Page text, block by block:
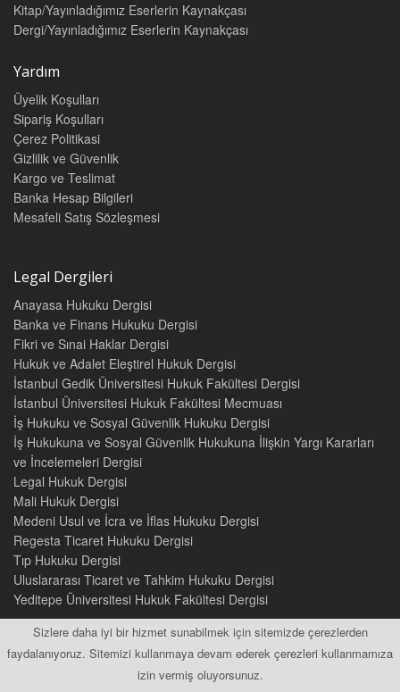
Sizlere daha iyi bir hizmet sunabilmek için sitemizde çerezlerden
faydalanıyoruz. Sitemizi kullanmaya devam ederek çerezleri kullanmamıza
izin vermiş oluyorsunuz.
Kitap/Yayınladığımız Eserlerin Kaynakçası
Dergi/Yayınladığımız Eserlerin Kaynakçası
Yardım
Üyelik Koşulları
Sipariş Koşulları
Çerez Politikasi
Gizlilik ve Güvenlik
Kargo ve Teslimat
Banka Hesap Bilgileri
Mesafeli Satış Sözleşmesi
Legal Dergileri
Anayasa Hukuku Dergisi
Banka ve Finans Hukuku Dergisi
Fikri ve Sınai Haklar Dergisi
Hukuk ve Adalet Eleştirel Hukuk Dergisi
İstanbul Gedik Üniversitesi Hukuk Fakültesi Dergisi
İstanbul Üniversitesi Hukuk Fakültesi Mecmuası
İş Hukuku ve Sosyal Güvenlik Hukuku Dergisi
İş Hukukuna ve Sosyal Güvenlik Hukukuna İlişkin Yargı Kararları
ve İncelemeleri Dergisi
Legal Hukuk Dergisi
Mali Hukuk Dergisi
Medeni Usul ve İcra ve İflas Hukuku Dergisi
Regesta Ticaret Hukuku Dergisi
Tıp Hukuku Dergisi
Uluslararası Ticaret ve Tahkim Hukuku Dergisi
Yeditepe Üniversitesi Hukuk Fakültesi Dergisi
2015 © Tüm Hakları Saklıdır